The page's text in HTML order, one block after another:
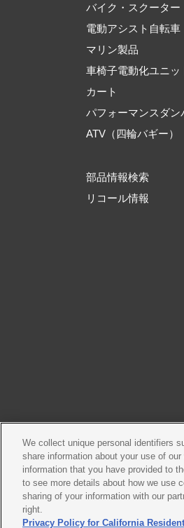
バイク・スクーター
電動アシスト自転車
マリン製品
車椅子電動化ユニッ
カート
パフォーマンスダン
ATV（四輪バギー）
部品情報検索
リコール情報
ご利
We collect unique personal identifiers
share information about your use of
information that you have provided to
to see more details about how we use
sharing of your information with our
right.
Privacy Policy for California